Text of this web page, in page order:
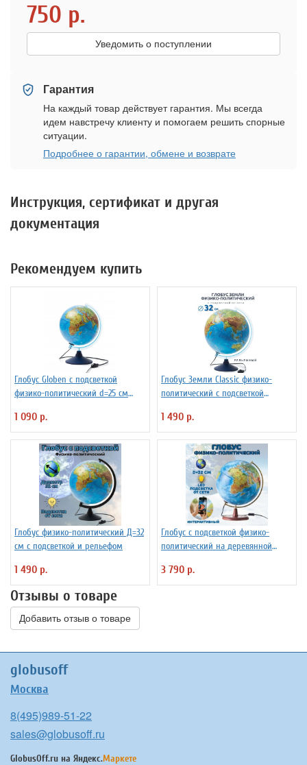
750 р.
Уведомить о поступлении
Гарантия
На каждый товар действует гарантия. Мы всегда
идем навстречу клиенту и помогаем решить спорные
ситуации.
Подробнее о гарантии, обмене и возврате
Инструкция, сертификат и другая
документация
Рекомендуем купить
Глобус Globen с подсветкой
физико-политический d=25 см
1 090 р.
Глобус Земли Classic физико-
политический с подсветкой
1 490 р.
Глобус физико-политический Д=32
см с подсветкой и рельефом
1 490 р.
Глобус с подсветкой физико-
политический на деревянной
3 790 р.
Отзывы о товаре
Добавить отзыв о товаре
globusoff
Москва
8(495)989-51-22
sales@globusoff.ru
GlobusOff.ru на Яндекс.Маркете